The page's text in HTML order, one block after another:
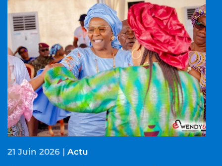
21 Juin 2026 | Actu